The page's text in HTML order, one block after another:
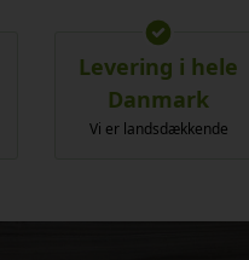
Levering i hele
Danmark
Vi er landsdækkende